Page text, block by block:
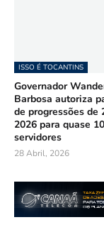
ISSO É TOCANTINS
Governador
Barbosa autoriza
de progressões de
2026 para quase
servidores
28 Abril, 2026